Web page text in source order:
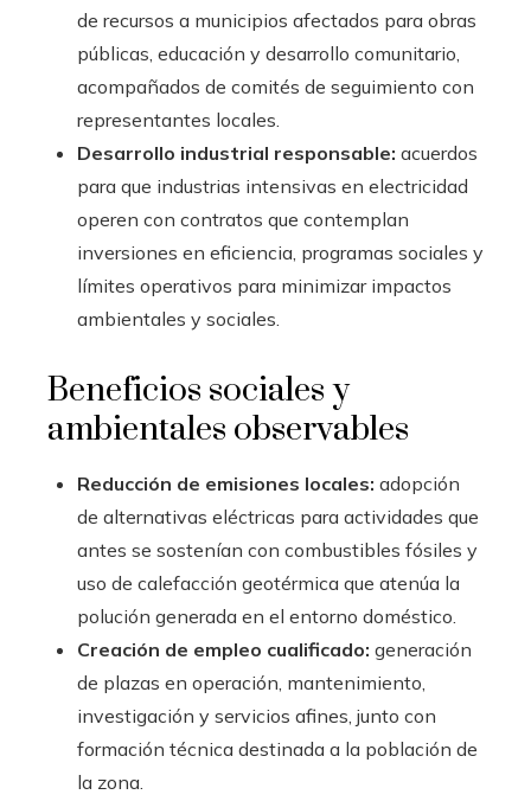
de recursos a municipios afectados para obras
públicas, educación y desarrollo comunitario,
acompañados de comités de seguimiento con
representantes locales.
Desarrollo industrial responsable: acuerdos
para que industrias intensivas en electricidad
operen con contratos que contemplan
inversiones en eficiencia, programas sociales y
límites operativos para minimizar impactos
ambientales y sociales.
Beneficios sociales y
ambientales observables
Reducción de emisiones locales: adopción
de alternativas eléctricas para actividades que
antes se sostenían con combustibles fósiles y
uso de calefacción geotérmica que atenúa la
polución generada en el entorno doméstico.
Creación de empleo cualificado: generación
de plazas en operación, mantenimiento,
investigación y servicios afines, junto con
formación técnica destinada a la población de
la zona.